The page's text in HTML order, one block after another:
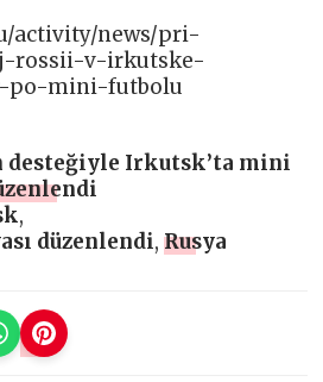
activity/news/pri-
rossii-v-irkutske-
po-mini-futbolu
desteğiyle Irkutsk’ta mini
,
düzenlendi,Rusya